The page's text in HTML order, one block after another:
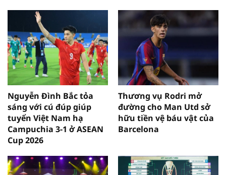
Nguyễn Đình Bắc tỏa
sáng với cú đúp giúp
tuyển Việt Nam hạ
Campuchia 3-1 ở ASEAN
Cup 2026
Thương vụ Rodri mở
đường cho Man Utd sở
hữu tiền vệ báu vật của
Barcelona